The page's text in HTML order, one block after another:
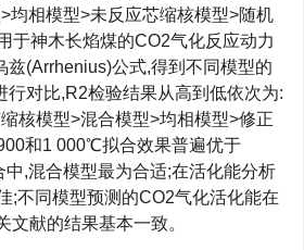
均相模型>未反应芯缩核模型>随机
于神木长焰煤的CO2气化反应动力
兹(Arrhenius)公式,得到不同模型的
行对比,R2检验结果从高到低依次为:
核模型>混合模型>均相模型>修正
和1 000℃拟合效果普遍优于
,混合模型最为合适;在活化能分析
;不同模型预测的CO2气化活化能在
文献的结果基本一致。